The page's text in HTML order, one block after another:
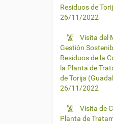
Residuos de
26/11/2022
Visita del
Gestión
Residuos de la
la Planta de
de Torija
26/11/2022
Visita de
Planta de